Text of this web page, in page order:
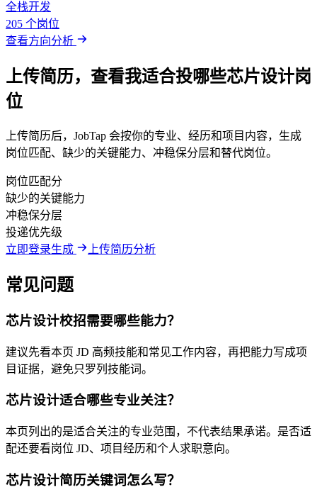
全栈开发
205 个岗位
查看方向分析
上传简历，查看我适合投哪些芯片设计岗
位
上传简历后，JobTap 会按你的专业、经历和项目内容，生成
岗位匹配、缺少的关键能力、冲稳保分层和替代岗位。
岗位匹配分
缺少的关键能力
冲稳保分层
投递优先级
立即登录生成
上传简历分析
常见问题
芯片设计校招需要哪些能力？
建议先看本页 JD 高频技能和常见工作内容，再把能力写成项
目证据，避免只罗列技能词。
芯片设计适合哪些专业关注？
本页列出的是适合关注的专业范围，不代表结果承诺。是否适
配还要看岗位 JD、项目经历和个人求职意向。
芯片设计简历关键词怎么写？